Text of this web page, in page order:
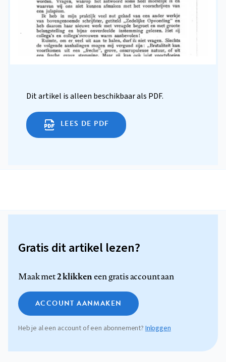
Dit artikel is alleen beschikbaar als PDF.
LEES DE PDF
Gratis dit artikel lezen?
Maak met2 klikkeneen gratis account aan
ACCOUNT AANMAKEN
Heb je al een account of een abonnement? Inloggen